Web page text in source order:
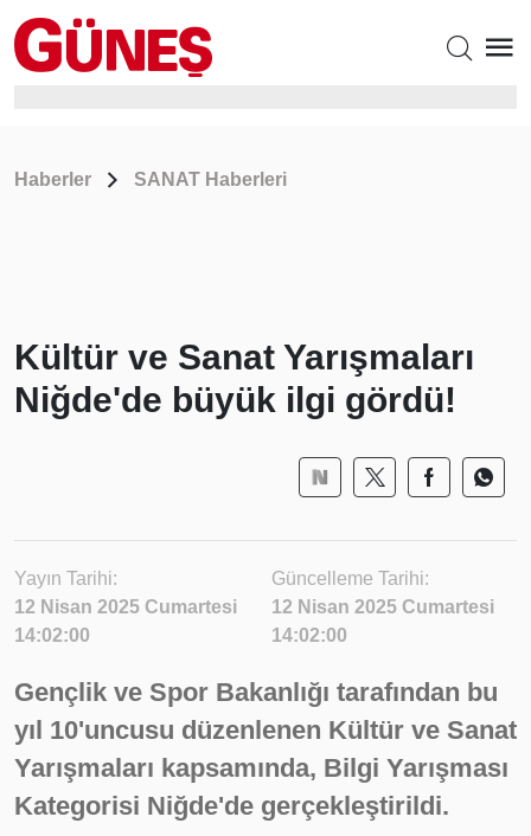
Haberler SANAT Haberleri
Kültür ve Sanat Yarışmaları
Niğde'de büyük ilgi gördü!
Yayın Tarihi:
12 Nisan 2025 Cumartesi
14:02:00
Güncelleme Tarihi:
12 Nisan 2025 Cumartesi
14:02:00
Gençlik ve Spor Bakanlığı tarafından bu
yıl 10'uncusu düzenlenen Kültür ve Sanat
Yarışmaları kapsamında, Bilgi Yarışması
Kategorisi Niğde'de gerçekleştirildi.